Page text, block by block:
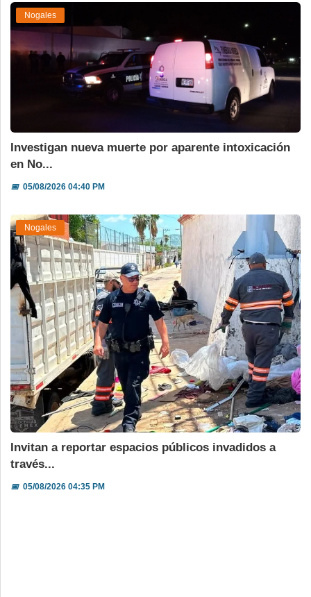
Nogales
Investigan nueva muerte por aparente intoxicación
en No...
📅05/08/2026 04:40 PM
Nogales
Invitan a reportar espacios públicos invadidos a
través...
📅05/08/2026 04:35 PM